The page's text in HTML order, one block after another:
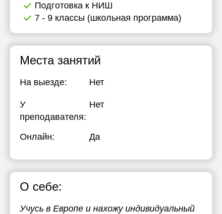
Подготовка к НИШ
7 - 9 классы (школьная программа)
Места занятий
На выезде: Нет
У
преподавателя:
Нет
Онлайн: Да
О себе:
Учусь в Европе и нахожу индивидуальный